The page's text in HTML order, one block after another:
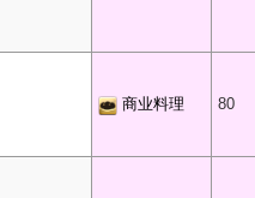
商业料理 80